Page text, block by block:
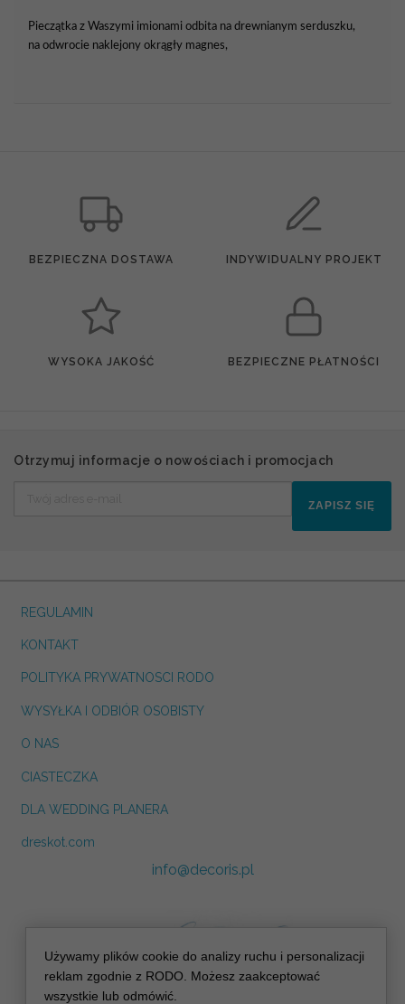
Pieczątka z Waszymi imionami odbita na drewnianym serduszku,
na odwrocie naklejony okrągły magnes,
BEZPIECZNA DOSTAWA INDYWIDUALNY PROJEKT
WYSOKA JAKOŚĆ BEZPIECZNE PŁATNOŚCI
Otrzymuj informacje o nowościach i promocjach
ZAPISZ SIĘ
REGULAMIN
KONTAKT
POLITYKA PRYWATNOSCI RODO
WYSYŁKA I ODBIÓR OSOBISTY
O NAS
CIASTECZKA
DLA WEDDING PLANERA
dreskot.com
info@decoris.pl
Używamy plików cookie do analizy ruchu i personalizacji
reklam zgodnie z RODO. Możesz zaakceptować
wszystkie lub odmówić.